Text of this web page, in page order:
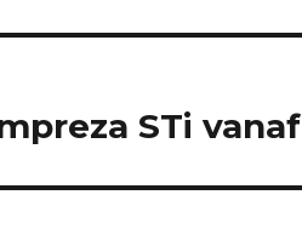
STi vanaf